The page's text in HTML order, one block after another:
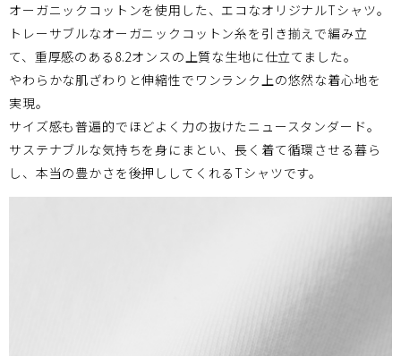
オーガニックコットンを使用した、エコなオリジナルTシャツ。
トレーサブルなオーガニックコットン糸を引き揃えで編み立
て、重厚感のある8.2オンスの上質な生地に仕立てました。
やわらかな肌ざわりと伸縮性でワンランク上の悠然な着心地を
実現。
サイズ感も普遍的でほどよく力の抜けたニュースタンダード。
サステナブルな気持ちを身にまとい、長く着て循環させる暮ら
し、本当の豊かさを後押ししてくれるTシャツです。